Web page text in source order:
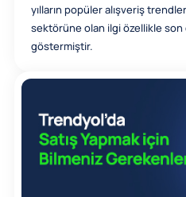
yılların popüler alışveriş
sektörüne olan ilgi özellikle son
göstermiştir.